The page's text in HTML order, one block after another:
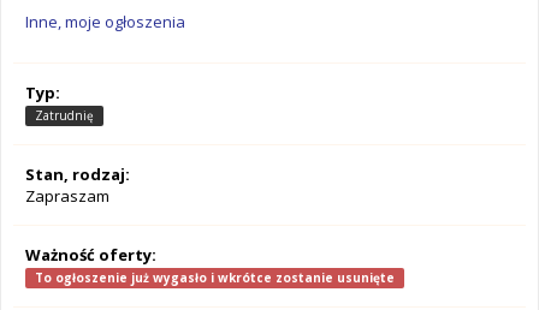
Inne, moje ogłoszenia
Typ:
Zatrudnię
Stan, rodzaj:
Zapraszam
Ważność oferty:
To ogłoszenie już wygasło i wkrótce zostanie usunięte